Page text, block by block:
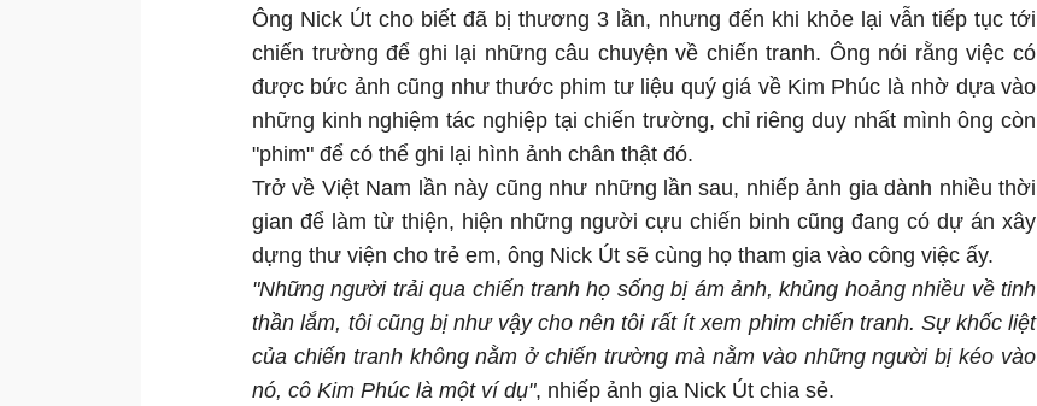
Ông Nick Út cho biết đã bị thương 3 lần, nhưng đến khi khỏe lại vẫn tiếp tục tới
chiến trường để ghi lại những câu chuyện về chiến tranh. Ông nói rằng việc có
được bức ảnh cũng như thước phim tư liệu quý giá về Kim Phúc là nhờ dựa vào
những kinh nghiệm tác nghiệp tại chiến trường, chỉ riêng duy nhất mình ông còn
"phim" để có thể ghi lại hình ảnh chân thật đó.
Trở về Việt Nam lần này cũng như những lần sau, nhiếp ảnh gia dành nhiều thời
gian để làm từ thiện, hiện những người cựu chiến binh cũng đang có dự án xây
dựng thư viện cho trẻ em, ông Nick Út sẽ cùng họ tham gia vào công việc ấy.
"Những người trải qua chiến tranh họ sống bị ám ảnh, khủng hoảng nhiều về tinh
thần lắm, tôi cũng bị như vậy cho nên tôi rất ít xem phim chiến tranh. Sự khốc liệt
của chiến tranh không nằm ở chiến trường mà nằm vào những người bị kéo vào
nó, cô Kim Phúc là một ví dụ", nhiếp ảnh gia Nick Út chia sẻ.